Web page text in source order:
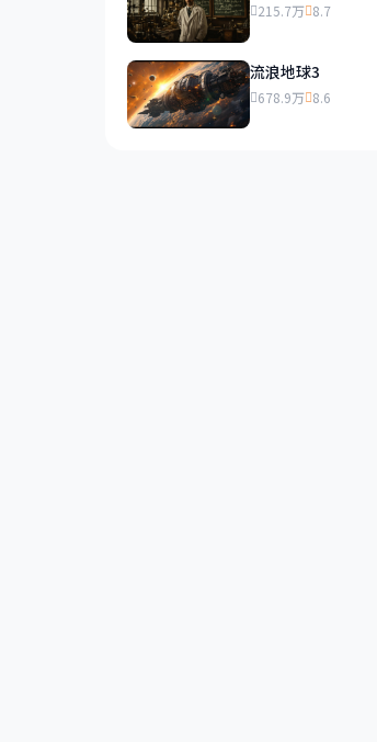
215.7万 8.7
流浪地球3
678.9万 8.6